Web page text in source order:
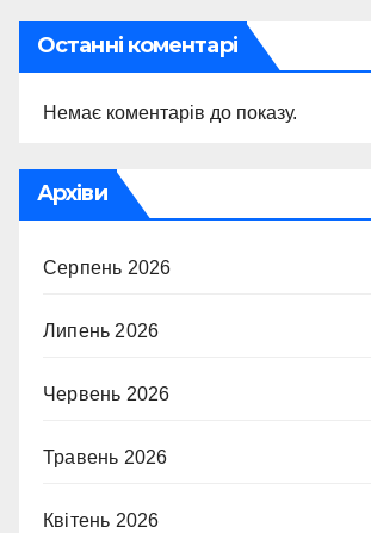
Останні коментарі
Немає коментарів до показу.
Архіви
Серпень 2026
Липень 2026
Червень 2026
Травень 2026
Квітень 2026